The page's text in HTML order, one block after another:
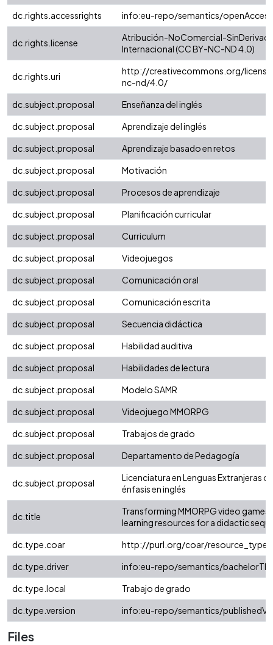
dc.rights.accessrights
info:eu-repo/semantics/openAccess
dc.rights.license
Atribución-NoComercial-
Internacional (CC BY-NC-ND 4.0)
dc.rights.uri
http://creativecommons.org/
nc-nd/4.0/
dc.subject.proposal
Enseñanza del inglés
dc.subject.proposal
Aprendizaje del inglés
dc.subject.proposal
Aprendizaje basado en retos
dc.subject.proposal
Motivación
dc.subject.proposal
Procesos de aprendizaje
dc.subject.proposal
Planificación curricular
dc.subject.proposal
Curriculum
dc.subject.proposal
Videojuegos
dc.subject.proposal
Comunicación oral
dc.subject.proposal
Comunicación escrita
dc.subject.proposal
Secuencia didáctica
dc.subject.proposal
Habilidad auditiva
dc.subject.proposal
Habilidades de lectura
dc.subject.proposal
Modelo SAMR
dc.subject.proposal
Videojuego MMORPG
dc.subject.proposal
Trabajos de grado
dc.subject.proposal
Departamento de Pedagogía
dc.subject.proposal
Licenciatura en Lenguas Extranjeras
énfasis en inglés
dc.title
Transforming MMORPG video games
learning resources for a didactic
dc.type.coar
http://purl.org/coar/resource_type/
dc.type.driver
info:eu-repo/semantics/
dc.type.local
Trabajo de grado
dc.type.version
info:eu-repo/semantics/
Files